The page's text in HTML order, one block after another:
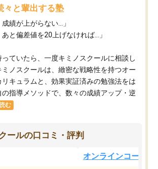
々と輩出する塾
成績が上がらない…」
あと偏差値を20上げなければ…」
ていたら、一度キミノスクールに相談し
ノスクールは、緻密な戦略性を持つオー
リキュラムと、効果実証済みの勉強法をは
の指導メソッドで、数々の成績アップ・逆
む
ールの口コミ・評判
オンラインコース